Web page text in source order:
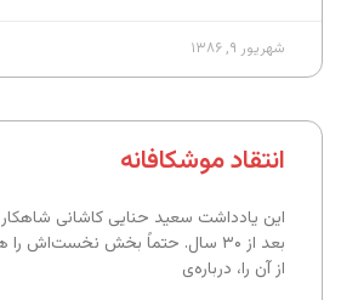
شهریور ۹, ۱۳۸۶
انتقاد موشکافانه
این یادداشت سعید حنایی کاشانی
بعد از ۳۰ سال. حتماً بخش نخست‌اش
از آن را، درباره‌ی